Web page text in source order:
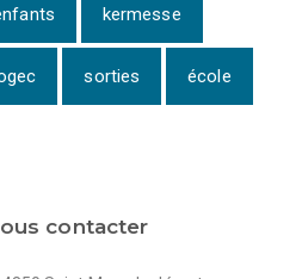
kermesse
sorties école
contacter